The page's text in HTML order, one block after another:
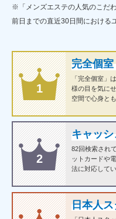
※「メンズエステの人気のこだ
前日までの直近30日間における
1
完全個室
「完全個室」
様の目を気に
空間で心身と
期待できます
す。
2
キャッ
82回検索され
ットカードや
法に対応して
るため、急な
が魅力です。
日本人